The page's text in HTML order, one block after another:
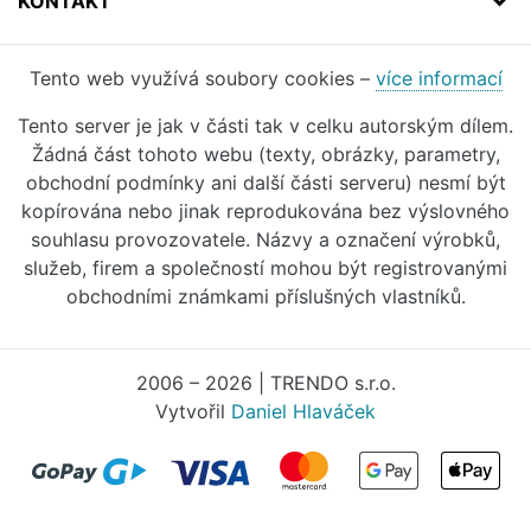
Tento web využívá soubory cookies – více informací
Tento server je jak v části tak v celku autorským dílem.
Žádná část tohoto webu (texty, obrázky, parametry,
obchodní podmínky ani další části serveru) nesmí být
kopírována nebo jinak reprodukována bez výslovného
souhlasu provozovatele. Názvy a označení výrobků,
služeb, firem a společností mohou být registrovanými
obchodními známkami příslušných vlastníků.
2006 – 2026 | TRENDO s.r.o.
Vytvořil Daniel Hlaváček